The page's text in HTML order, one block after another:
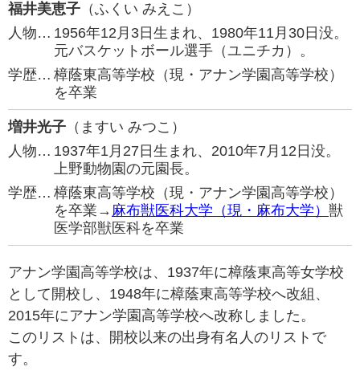
福井美恵子 （ふくい みえこ）
人物… 1956年12月3日生まれ、1980年11月30日没。
元バスケットボール選手（ユニチカ）。
学歴… 樟蔭東高等学校（現・アナン学園高等学校）
を卒業
増井光子 （ますい みつこ）
人物… 1937年1月27日生まれ、2010年7月12日没。
上野動物園の元園長。
学歴… 樟蔭東高等学校（現・アナン学園高等学校）
を卒業→ 麻布獣医科大学（現・麻布大学） 獣
医学部獣医科を卒業
アナン学園高等学校は、1937年に樟蔭東高等女学校
として開校し、1948年に樟蔭東高等学校へ改組、
2015年にアナン学園高等学校へ改称しました。
このリストは、開校以来の出身有名人のリストで
す。